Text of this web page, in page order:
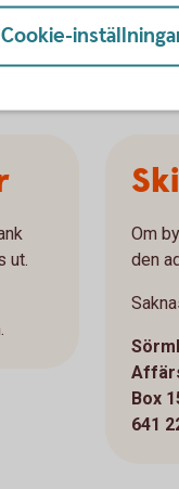
ut.
Om
den
Box
641
Cookie-